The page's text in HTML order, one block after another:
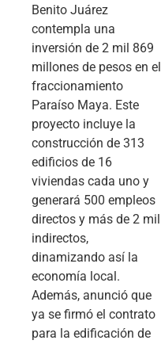
Benito Juárez
contempla una
inversión de 2 mil 869
millones de pesos en el
fraccionamiento
Paraíso Maya. Este
proyecto incluye la
construcción de 313
edificios de 16
viviendas cada uno y
generará 500 empleos
directos y más de 2 mil
indirectos,
dinamizando así la
economía local.
Además, anunció que
ya se firmó el contrato
para la edificación de